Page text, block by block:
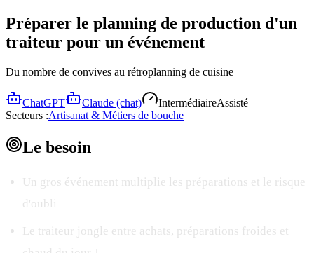
Préparer le planning de production d'un
traiteur pour un événement
Du nombre de convives au rétroplanning de cuisine
ChatGPT Claude (chat) IntermédiaireAssisté
Secteurs :Artisanat & Métiers de bouche
Le besoin
Un gros événement multiplie les préparations et le risque
d'oubli
Le traiteur jongle entre achats, préparations froides et